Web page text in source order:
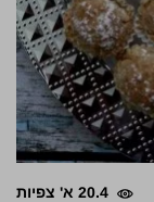
20.4 א' צפיות